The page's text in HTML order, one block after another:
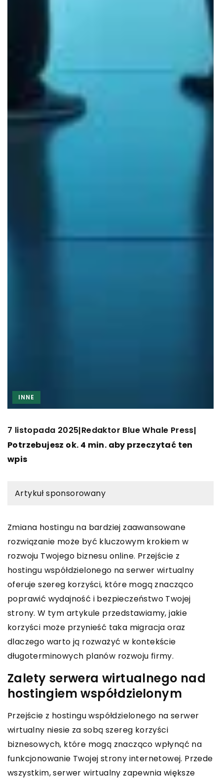
INNE
7 listopada 2025|Redaktor Blue Whale Press|
Potrzebujesz ok. 4 min. aby przeczytać ten
wpis
Artykuł sponsorowany
Zmiana hostingu na bardziej zaawansowane
rozwiązanie może być kluczowym krokiem w
rozwoju Twojego biznesu online. Przejście z
hostingu współdzielonego na serwer wirtualny
oferuje szereg korzyści, które mogą znacząco
poprawić wydajność i bezpieczeństwo Twojej
strony. W tym artykule przedstawiamy, jakie
korzyści może przynieść taka migracja oraz
dlaczego warto ją rozważyć w kontekście
długoterminowych planów rozwoju firmy.
Zalety serwera wirtualnego nad
hostingiem współdzielonym
Przejście z hostingu współdzielonego na serwer
wirtualny niesie za sobą szereg korzyści
biznesowych, które mogą znacząco wpłynąć na
funkcjonowanie Twojej strony internetowej. Przede
wszystkim, serwer wirtualny zapewnia większe